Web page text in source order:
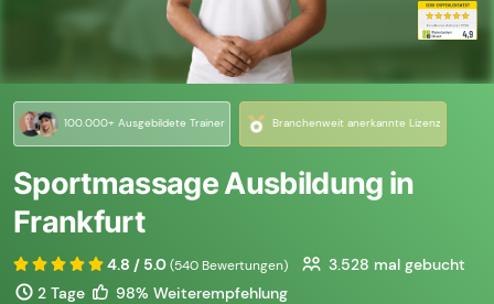
100.000+ Ausgebildete Trainer Branchenweit anerkannte Lizenz
Sportmassage Ausbildung in
Frankfurt
4.8 / 5.0(540 Bewertungen) 3.528 mal gebucht
2 Tage
98% Weiterempfehlung